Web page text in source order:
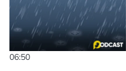
06:50